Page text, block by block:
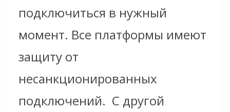
подключиться в нужный
момент. Все платформы имеют
защиту от
несанкционированных
подключений. С другой